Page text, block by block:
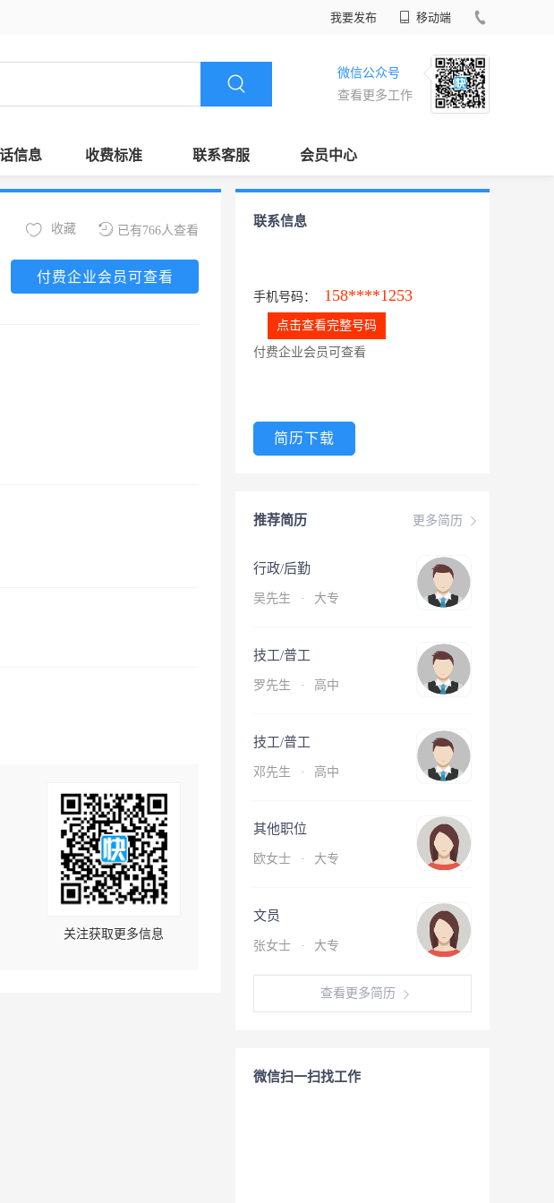
我要发布 移动端
微信公众号
查看更多工作
信息 收费标准 联系客服 会员中心
已有766人查看
收藏
付费企业会员可查看
关注获取更多信息
联系信息
手机号码： 158****1253
点击查看完整号码
付费企业会员可查看
简历下载
更多简历
推荐简历
行政/后勤
吴先生 · 大专
技工/普工
罗先生 · 高中
技工/普工
邓先生 · 高中
其他职位
欧女士 · 大专
文员
张女士 · 大专
查看更多简历
微信扫一扫找工作